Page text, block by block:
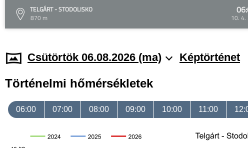
TELGÁRT - STODOLISKO
870 m
10.
Csütörtök 06.08.2026 (ma) Képtörténet
Történelmi hőmérsékletek
06:00 07:00 08:00 09:00 10:00 11:00